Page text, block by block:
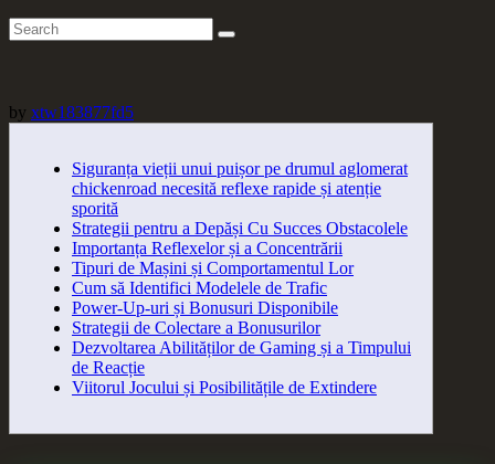
by xtw183877fd5
Siguranța vieții unui puișor pe drumul aglomerat
chickenroad necesită reflexe rapide și atenție
sporită
Strategii pentru a Depăși Cu Succes Obstacolele
Importanța Reflexelor și a Concentrării
Tipuri de Mașini și Comportamentul Lor
Cum să Identifici Modelele de Trafic
Power-Up-uri și Bonusuri Disponibile
Strategii de Colectare a Bonusurilor
Dezvoltarea Abilităților de Gaming și a Timpului
de Reacție
Viitorul Jocului și Posibilitățile de Extindere